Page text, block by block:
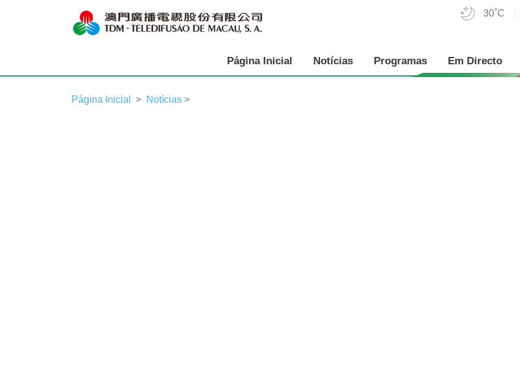
30˚C
Página Inicial Notícias Programas Em Directo
Página Inicial Notícias >